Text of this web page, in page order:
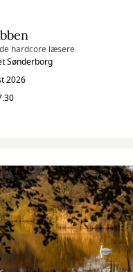
hardcore læsere
Sønderborg
2026